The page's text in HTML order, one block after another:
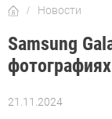
Новости
Samsung
21.11.2024
Автор: